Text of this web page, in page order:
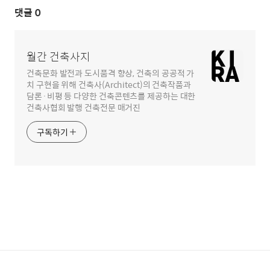
댓글 0
월간 건축사지
건축문화 발전과 도시품격 향상, 건축의 공공적 가
치 구현을 위해 건축사(Architect)의 건축작품과
담론·비평 등 다양한 건축콘텐츠를 제공하는 대한
건축사협회 발행 건축전문 매거진
구독하기